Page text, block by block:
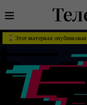
Этот материал опубликован